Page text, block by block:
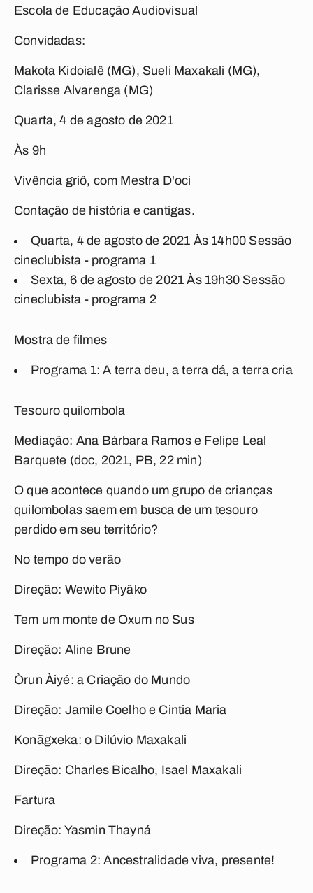
Escola de Educação Audiovisual
Convidadas:
Makota Kidoialê (MG), Sueli Maxakali (MG),
Clarisse Alvarenga (MG)
Quarta, 4 de agosto de 2021
Às 9h
Vivência griô, com Mestra D'oci
Contação de história e cantigas.
Quarta, 4 de agosto de 2021 Às 14h00 Sessão
cineclubista - programa 1
Sexta, 6 de agosto de 2021 Às 19h30 Sessão
cineclubista - programa 2
Mostra de filmes
Programa 1: A terra deu, a terra dá, a terra cria
Tesouro quilombola
Mediação: Ana Bárbara Ramos e Felipe Leal
Barquete (doc, 2021, PB, 22 min)
O que acontece quando um grupo de crianças
quilombolas saem em busca de um tesouro
perdido em seu território?
No tempo do verão
Direção: Wewito Piyãko
Tem um monte de Oxum no Sus
Direção: Aline Brune
Òrun Àiyé: a Criação do Mundo
Direção: Jamile Coelho e Cintia Maria
Konãgxeka: o Dilúvio Maxakali
Direção: Charles Bicalho, Isael Maxakali
Fartura
Direção: Yasmin Thayná
Programa 2: Ancestralidade viva, presente!